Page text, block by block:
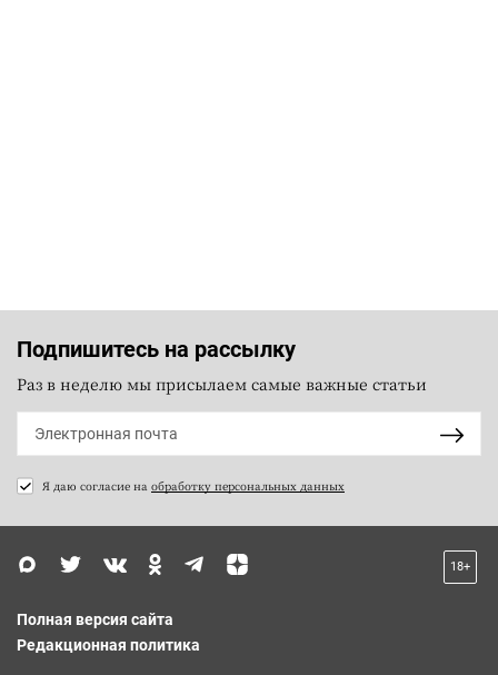
Подпишитесь на рассылку
Раз в неделю мы присылаем самые важные статьи
Я даю согласие на обработку персональных данных
18+
Полная версия сайта
Редакционная политика